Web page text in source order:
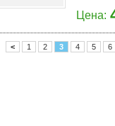
Цена:
< 1 2 3 4 5 6